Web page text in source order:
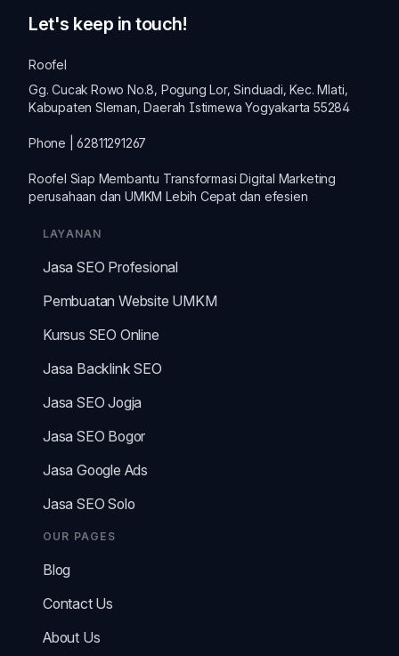
Let's keep in touch!
Roofel
Gg. Cucak Rowo No.8, Pogung Lor, Sinduadi, Kec. Mlati,
Kabupaten Sleman, Daerah Istimewa Yogyakarta 55284
Phone | 62811291267
Roofel Siap Membantu TransformasiDigital Marketing
perusahaan danUMKM Lebih Cepat dan efesien
LAYANAN
Jasa SEO Profesional
Pembuatan Website UMKM
Kursus SEO Online
Jasa Backlink SEO
Jasa SEO Jogja
Jasa SEO Bogor
Jasa Google Ads
Jasa SEO Solo
OUR PAGES
Blog
Contact Us
About Us